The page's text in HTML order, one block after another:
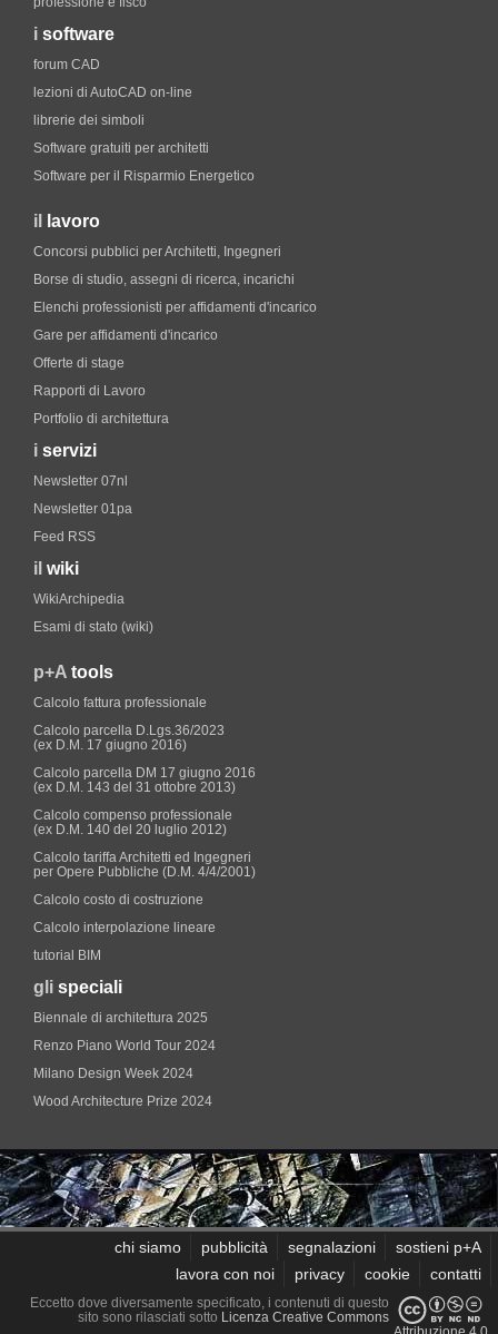
i software
forum CAD
lezioni di AutoCAD on-line
librerie dei simboli
Software gratuiti per architetti
Software per il Risparmio Energetico
il lavoro
Concorsi pubblici per Architetti, Ingegneri
Borse di studio, assegni di ricerca, incarichi
Elenchi professionisti per affidamenti d'incarico
Gare per affidamenti d'incarico
Offerte di stage
Rapporti di Lavoro
Portfolio di architettura
i servizi
Newsletter 07nl
Newsletter 01pa
Feed RSS
il wiki
WikiArchipedia
Esami di stato (wiki)
p+A tools
Calcolo fattura professionale
Calcolo parcella D.Lgs.36/2023
(ex D.M. 17 giugno 2016)
Calcolo parcella DM 17 giugno 2016
(ex D.M. 143 del 31 ottobre 2013)
Calcolo compenso professionale
(ex D.M. 140 del 20 luglio 2012)
Calcolo tariffa Architetti ed Ingegneri
per Opere Pubbliche (D.M. 4/4/2001)
Calcolo costo di costruzione
Calcolo interpolazione lineare
tutorial BIM
gli speciali
Biennale di architettura 2025
Renzo Piano World Tour 2024
Milano Design Week 2024
Wood Architecture Prize 2024
chi siamo pubblicità segnalazioni
sostieni p+A
lavora con noi
privacy cookie contatti
Eccetto dove diversamente specificato, i contenuti di questo
sito sono rilasciati sotto Licenza Creative Commons